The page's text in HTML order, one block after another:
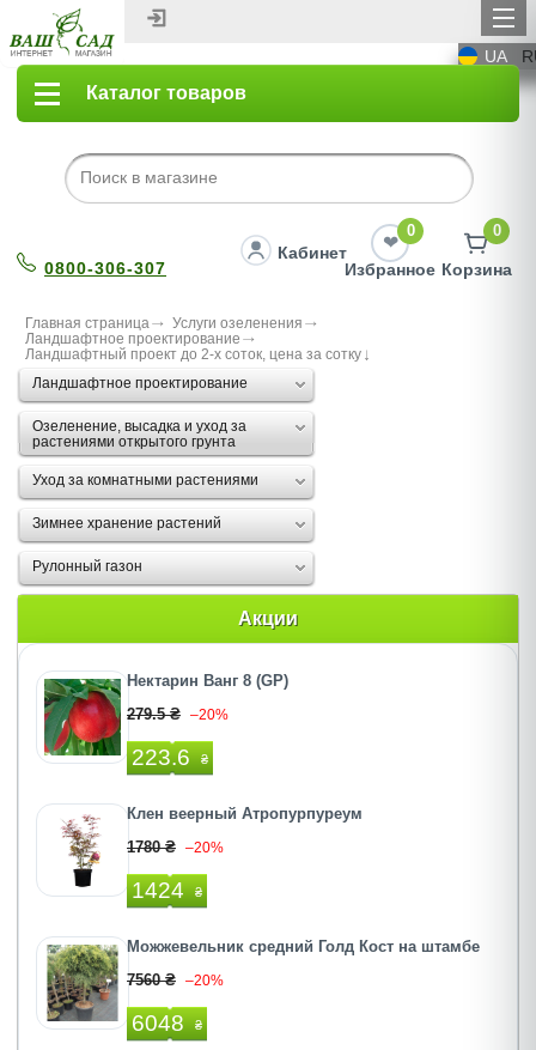
UA
Каталог товаров
0800-306-307
Кабинет
0
Избранное
0
Корзина
Главная страница
Услуги озеленения
Ландшафтное проектирование
Ландшафтный проект до 2-х соток, цена за сотку
Ландшафтное проектирование
Озеленение, высадка и уход за
растениями открытого грунта
Уход за комнатными растениями
Зимнее хранение растений
Рулонный газон
Акции
Нектарин Ванг 8 (GP)
279.5 ₴ –20%
223.6 ₴
Клен веерный Атропурпуреум
1780 ₴ –20%
1424 ₴
Можжевельник средний Голд Кост на штамбе
7560 ₴ –20%
6048 ₴